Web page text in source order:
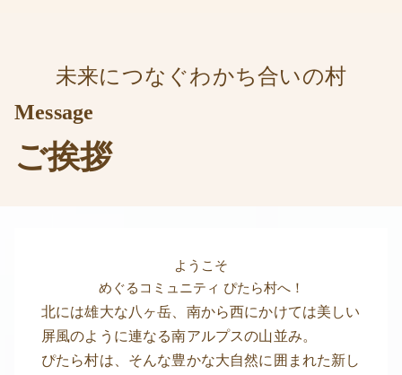
未来につなぐわかち合いの村
Message
ご挨拶
ようこそ
めぐるコミュニティ ぴたら村へ！
北には雄大な八ヶ岳、南から西にかけては美しい
屏風のように連なる南アルプスの山並み。
ぴたら村は、そんな豊かな大自然に囲まれた新し